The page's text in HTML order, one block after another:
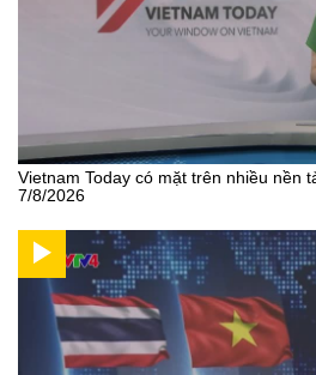
Vietnam Today có mặt trên nhiều nền
7/8/2026